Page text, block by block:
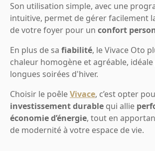
Son utilisation simple, avec une
intuitive, permet de gérer facilement
de votre foyer pour un confort
En plus de sa fiabilité, le Vivace Oto
chaleur homogène et agréable,
longues soirées d'hiver.
Choisir le poêleVivace, c’est opter
investissement durable qui allie
économie d’énergie, tout en
de modernité à votre espace de vie.